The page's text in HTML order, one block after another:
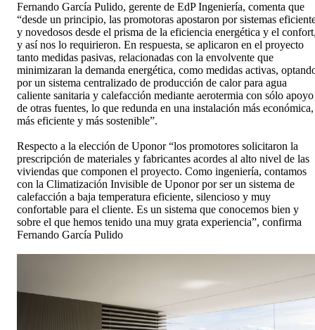
Fernando García Pulido, gerente de EdP Ingeniería, comenta que
“desde un principio, las promotoras apostaron por sistemas
y novedosos desde el prisma de la eficiencia energética y el
y así nos lo requirieron. En respuesta, se aplicaron en el proyecto
tanto medidas pasivas, relacionadas con la envolvente que
minimizaran la demanda energética, como medidas activas,
por un sistema centralizado de producción de calor para agua
caliente sanitaria y calefacción mediante aerotermia con sólo apoyo
de otras fuentes, lo que redunda en una instalación más económica,
más eficiente y más sostenible”.
Respecto a la elección de Uponor “los promotores solicitaron la
prescripción de materiales y fabricantes acordes al alto nivel de las
viviendas que componen el proyecto. Como ingeniería, contamos
con la Climatización Invisible de Uponor por ser un sistema de
calefacción a baja temperatura eficiente, silencioso y muy
confortable para el cliente. Es un sistema que conocemos bien y
sobre el que hemos tenido una muy grata experiencia”, confirma
Fernando García Pulido